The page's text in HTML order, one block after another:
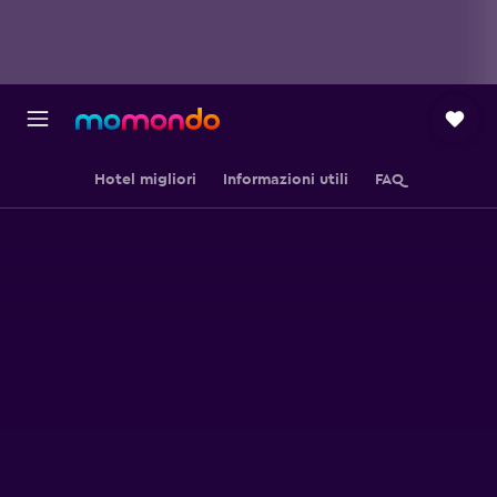
Hotel migliori Informazioni utili FAQ